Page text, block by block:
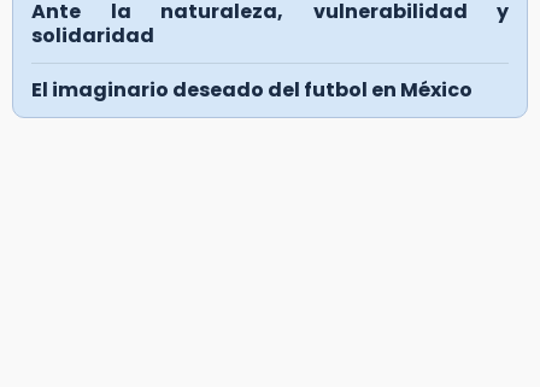
Ante la naturaleza, vulnerabilidad y
solidaridad
El imaginario deseado del futbol en México